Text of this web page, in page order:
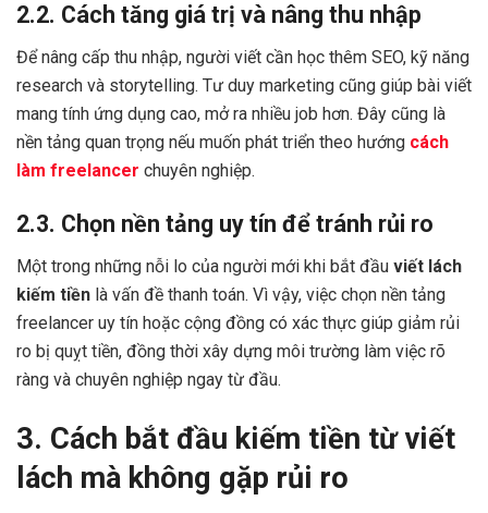
2.2. Cách tăng giá trị và nâng thu nhập
Để nâng cấp thu nhập, người viết cần học thêm SEO, kỹ năng
research và storytelling. Tư duy marketing cũng giúp bài viết
mang tính ứng dụng cao, mở ra nhiều job hơn. Đây cũng là
nền tảng quan trọng nếu muốn phát triển theo hướng cách
làm freelancer chuyên nghiệp.
2.3. Chọn nền tảng uy tín để tránh rủi ro
Một trong những nỗi lo của người mới khi bắt đầu viết lách
kiếm tiền là vấn đề thanh toán. Vì vậy, việc chọn nền tảng
freelancer uy tín hoặc cộng đồng có xác thực giúp giảm rủi
ro bị quỵt tiền, đồng thời xây dựng môi trường làm việc rõ
ràng và chuyên nghiệp ngay từ đầu.
3. Cách bắt đầu kiếm tiền từ viết
lách mà không gặp rủi ro